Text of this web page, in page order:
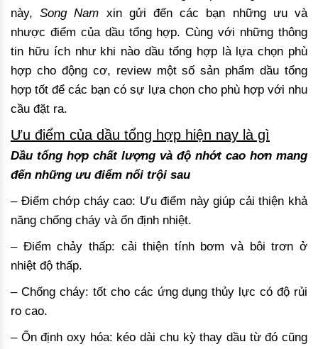
này,Song Nam xin gửi đến các bạn những ưu và
nhược điểm của dầu tổng hợp. Cùng với những thông
tin hữu ích như khi nào dầu tổng hợp là lựa chọn phù
hợp cho động cơ, review một số sản phẩm dầu tổng
hợp tốt để các bạn có sự lựa chọn cho phù hợp với nhu
cầu đặt ra.
Ưu điểm của dầu tổng hợp hiện nay là gì
Dầu tổng hợp chất lượng và độ nhớt cao hơn mang
đến những ưu điểm nổi trội sau
– Điểm chớp cháy cao: Ưu điểm này giúp cải thiện khả
năng chống cháy và ổn định nhiệt.
– Điểm chảy thấp: cải thiện tính bơm và bôi trơn ở
nhiệt độ thấp.
– Chống cháy: tốt cho các ứng dụng thủy lực có độ rủi
ro cao.
– Ổn định oxy hóa: kéo dài chu kỳ thay dầu từ đó cũng